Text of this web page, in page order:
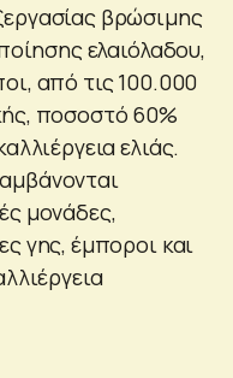
βρώσιμης
ελαιόλαδου,
από τις 100.000
ποσοστό 60%
ελιάς.
μονάδες,
γης, έμποροι και